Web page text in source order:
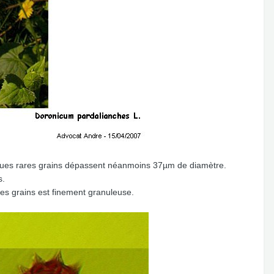
rares grains dépassent néanmoins 37µm de diamètre.
grains est finement granuleuse.